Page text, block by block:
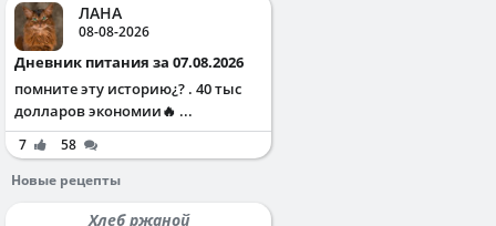
ЛАНА
08-08-2026
Дневник питания за 07.08.2026
помните эту историю¿? . 40 тыс
долларов экономии🔥 ...
7
58
Новые рецепты
Хлеб ржаной